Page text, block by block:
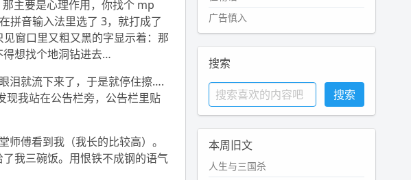
主要是心理作用，你找个 mp
拼音输入法里选了 3，就打成了
窗口里又粗又黑的字显示着：那
得想找个地洞钻进去…
泪就流下来了，于是就停住擦….
我站在公告栏旁，公告栏里贴
傅看到我（我长的比较高）。
我三碗饭。用恨铁不成钢的语气
广告慎入
搜索
本周旧文
人生与三国杀